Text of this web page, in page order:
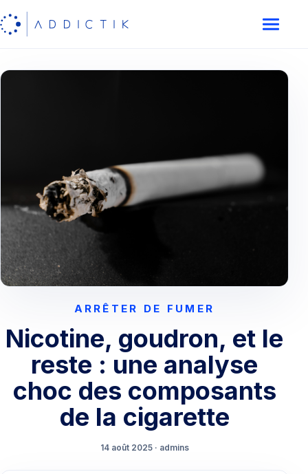
ARRÊTER DE FUMER
Nicotine, goudron, et le
reste : une analyse
choc des composants
de la cigarette
14 août 2025 · admins